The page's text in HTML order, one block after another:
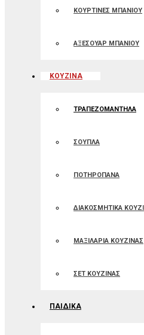
ΚΟΥΡΤΙΝΕΣ ΜΠΑΝIOΥ
ΑΞΕΣΟΥΑΡ ΜΠΑΝΙΟΥ
ΚΟΥΖΙΝΑ
ΤΡΑΠΕΖΟΜΑΝΤΗΛΑ
ΣΟΥΠΛΑ
ΠΟΤΗΡΟΠΑΝΑ
ΔΙΑΚΟΣΜΗΤΙΚΑ
ΜΑΞΙΛΑΡΙΑ ΚΟΥΖΙΝΑΣ
ΣΕΤ ΚΟΥΖΙΝΑΣ
ΠΑΙΔΙΚΑ